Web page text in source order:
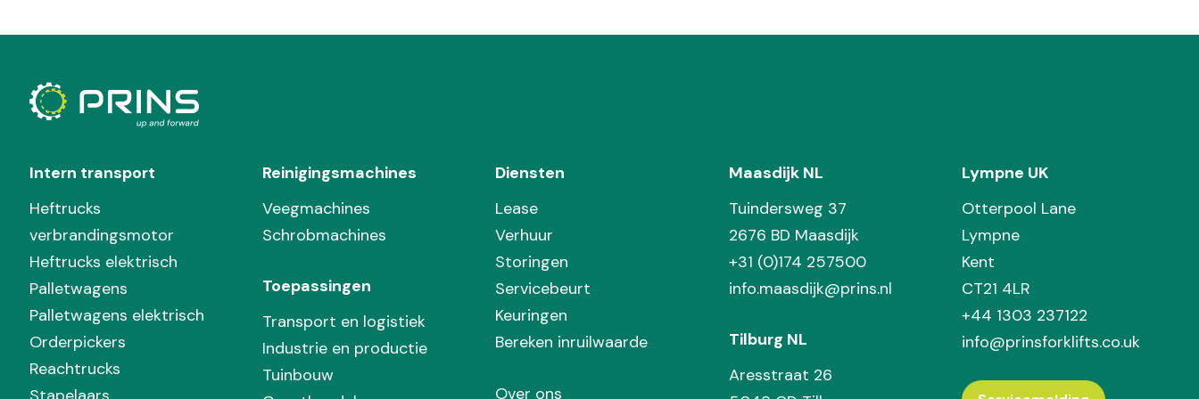
Intern transport
Heftrucks
verbrandingsmotor
Heftrucks elektrisch
Palletwagens
Palletwagens elektrisch
Orderpickers
Reachtrucks
Reinigingsmachines
Veegmachines
Schrobmachines
Toepassingen
Transport en logistiek
Industrie en productie
Tuinbouw
Diensten
Lease
Verhuur
Storingen
Servicebeurt
Keuringen
Bereken inruilwaarde
Over ons
Maasdijk NL
Tuindersweg 37
2676 BD Maasdijk
+31 (0)174 257500
info.maasdijk@prins.nl
Tilburg NL
Aresstraat 26
Lympne UK
Otterpool Lane
Lympne
Kent
CT21 4LR
+44 1303 237122
info@prinsforklifts.co.uk